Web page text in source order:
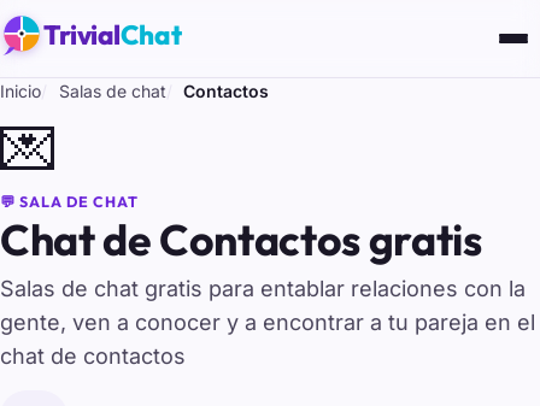
TrivialChat
Inicio Salas de chat Contactos
💌
💬 SALA DE CHAT
Chat de Contactos gratis
Salas de chat gratis para entablar relaciones con la
gente, ven a conocer y a encontrar a tu pareja en el
chat de contactos